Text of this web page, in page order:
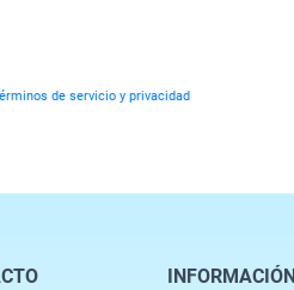
de servicio y privacidad
INFORMACIÓN